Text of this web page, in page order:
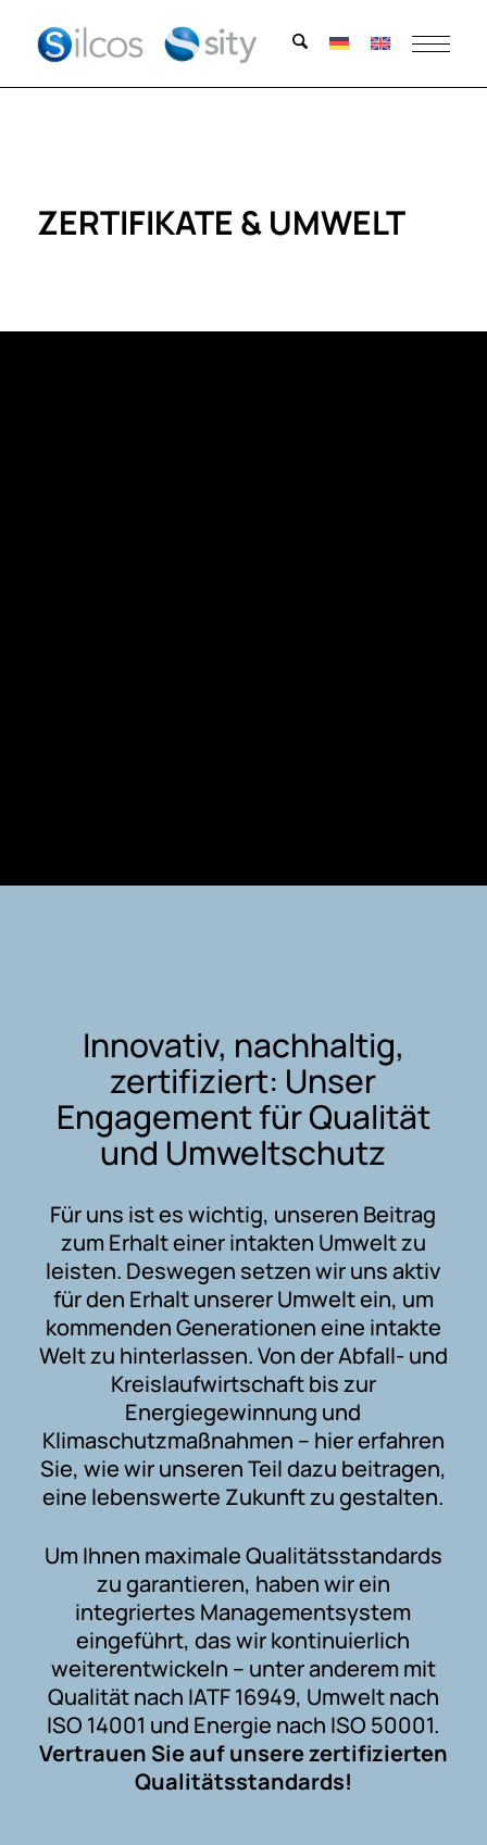
ZERTIFIKATE & UMWELT
Innovativ, nachhaltig,
zertifiziert: Unser
Engagement für Qualität
und Umweltschutz
Für uns ist es wichtig, unseren Beitrag
zum Erhalt einer intakten Umwelt zu
leisten. Deswegen setzen wir uns aktiv
für den Erhalt unserer Umwelt ein, um
kommenden Generationen eine intakte
Welt zu hinterlassen. Von der Abfall- und
Kreislaufwirtschaft bis zur
Energiegewinnung und
Klimaschutzmaßnahmen – hier erfahren
Sie, wie wir unseren Teil dazu beitragen,
eine lebenswerte Zukunft zu gestalten.
Um Ihnen maximale Qualitätsstandards
zu garantieren, haben wir ein
integriertes Managementsystem
eingeführt, das wir kontinuierlich
weiterentwickeln – unter anderem mit
Qualität nach IATF 16949, Umwelt nach
ISO 14001 und Energie nach ISO 50001.
Vertrauen Sie auf unsere zertifizierten
Qualitätsstandards!